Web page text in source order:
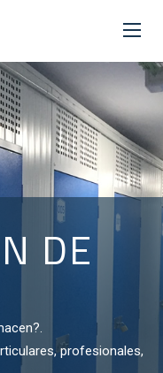
DE
profesionales,